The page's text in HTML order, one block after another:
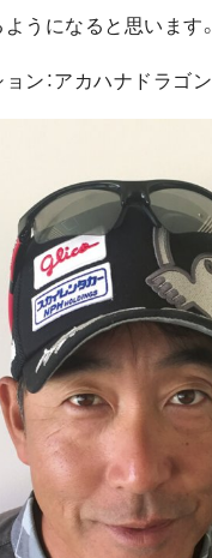
うになると思います。
ン：アカハナドラゴン